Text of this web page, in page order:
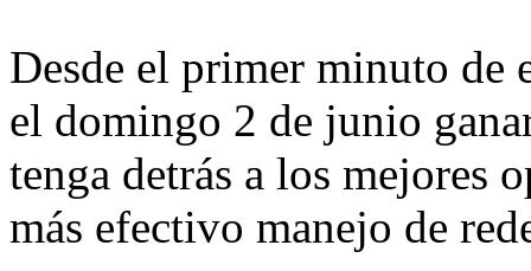
Desde el primer minuto de
el domingo 2 de junio
tenga detrás a los mejores
más efectivo manejo de